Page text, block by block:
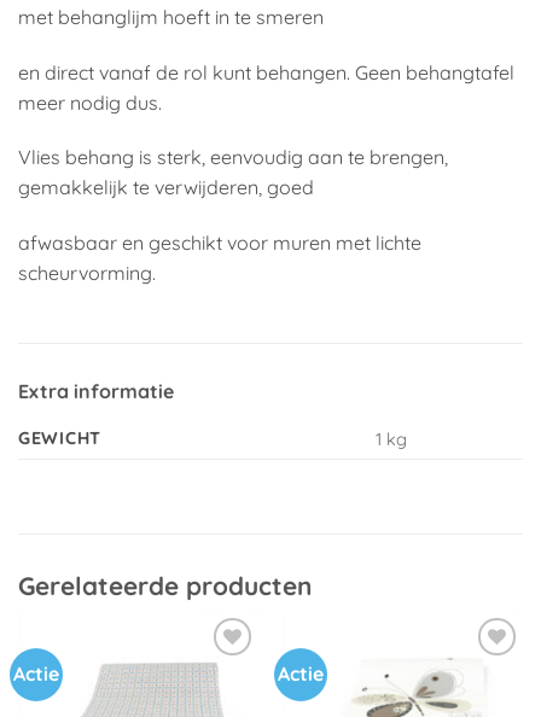
met behanglijm hoeft in te smeren
en direct vanaf de rol kunt behangen. Geen behangtafel
meer nodig dus.
Vlies behang is sterk, eenvoudig aan te brengen,
gemakkelijk te verwijderen, goed
afwasbaar en geschikt voor muren met lichte
scheurvorming.
Extra informatie
GEWICHT 1 kg
Gerelateerde producten
Actie
Toevoegen
aan
verlanglijst
Actie
Toevoegen
verlanglijst